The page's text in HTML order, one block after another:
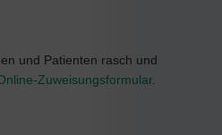
und Patienten rasch und
Zuweisungsformular.